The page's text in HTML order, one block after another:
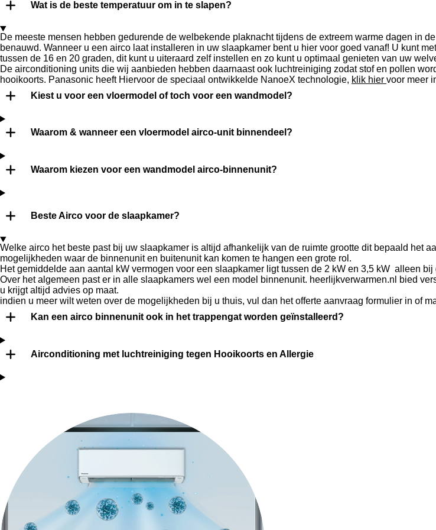
Wat is de beste temperatuur om in te slapen?
De meeste mensen hebben gedurende de welbekende plaknacht tijdens de extreem warme dagen in
benauwd. Wanneer u een airco laat installeren in uw slaapkamer bent u hier voor goed vanaf! U kunt
tussen de 16 en 20 graden, dit kunt u uiteraard zelf instellen en zo kunt u optimaal genieten van uw
De airconditioning units die wij aanbieden hebben daarnaast ook luchtreiniging zodat stof en pollen
hooikoorts. Panasonic heeft Hiervoor de speciaal ontwikkelde NanoeX technologie, klik hier voor meer
Kiest u voor een vloermodel of toch voor een wandmodel?
Waarom & wanneer een vloermodel airco-unit binnendeel?
Waarom kiezen voor een wandmodel airco-binnenunit?
Beste Airco voor de slaapkamer?
Welke airco het beste past bij uw slaapkamer is altijd afhankelijk van de ruimte grootte dit bepaald het
mogelijkheden waar de binnenunit en buitenunit kan komen te hangen een grote rol.
Het gemiddelde aan aantal kW vermogen voor een slaapkamer ligt tussen de 2 kW en 3,5 kW alleen
Over het algemeen past er in alle slaapkamers wel een model binnenunit. heerlijkverwarmen.nl bied
u krijgt altijd advies op maat.
indien u meer wilt weten over de mogelijkheden bij u thuis, vul dan het offerte aanvraag formulier in of
Kan een airco binnenunit ook in het trappengat worden geïnstalleerd?
Airconditioning met luchtreiniging tegen Hooikoorts en Allergie